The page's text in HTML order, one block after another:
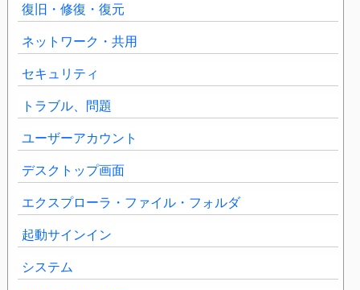
復旧・修復・復元
ネットワーク・共用
セキュリティ
トラブル、問題
ユーザーアカウント
デスクトップ画面
エクスプローラ・ファイル・フォルダ
起動サインイン
システム